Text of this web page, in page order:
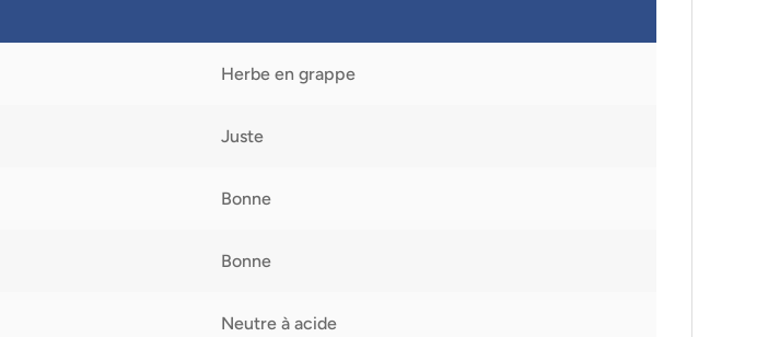
Herbe en grappe
Juste
Bonne
Bonne
Neutre à acide